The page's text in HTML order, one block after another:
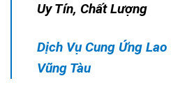
Uy Tín, Chất Lượng
Dịch Vụ Cung Ứng
Vũng Tàu